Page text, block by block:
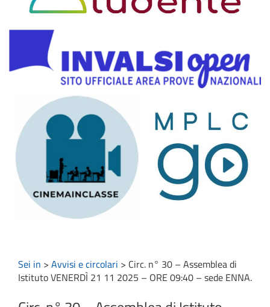
Sei in > Avvisi e circolari > Circ. n° 30 – Assemblea di
Istituto VENERDÌ 21 11 2025 – ORE 09:40 – sede ENNA.